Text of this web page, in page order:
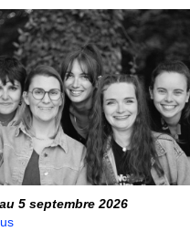
5 septembre 2026